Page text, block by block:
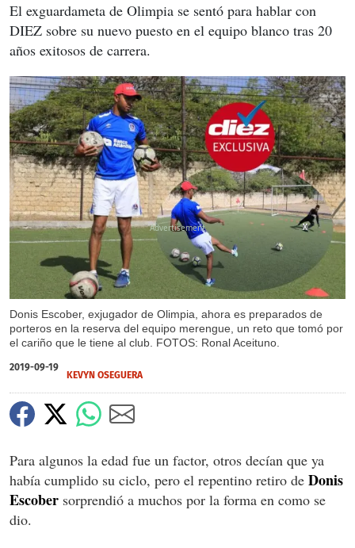
El exguardameta de Olimpia se sentó para hablar con
DIEZ sobre su nuevo puesto en el equipo blanco tras 20
años exitosos de carrera.
Donis Escober, exjugador de Olimpia, ahora es preparados de
porteros en la reserva del equipo merengue, un reto que tomó por
el cariño que le tiene al club. FOTOS: Ronal Aceituno.
X
X
X
X
X
2019-09-19
KEVYN OSEGUERA
Para algunos la edad fue un factor, otros decían que ya
había cumplido su ciclo, pero el repentino retiro de Donis
Escober sorprendió a muchos por la forma en como se
dio.